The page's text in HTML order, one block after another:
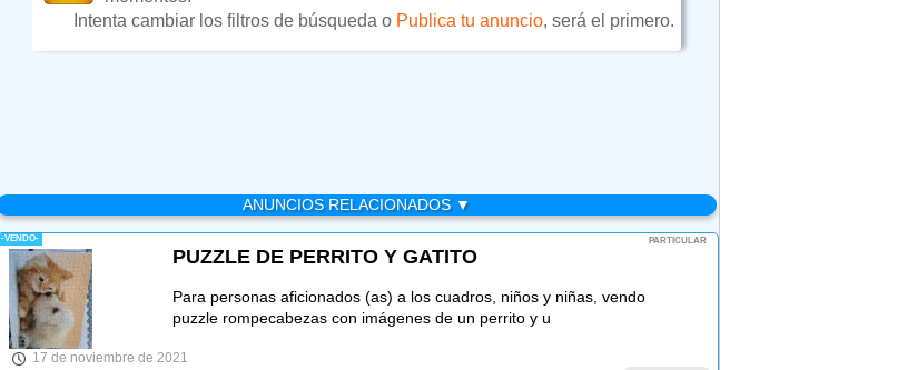
Intenta cambiar los filtros de búsqueda o Publica tu anuncio, será el primero.
ANUNCIOS RELACIONADOS ▼
-VENDO- PARTICULAR
PUZZLE DE PERRITO Y GATITO
Para personas aficionados (as) a los cuadros, niños y niñas, vendo
puzzle rompecabezas con imágenes de un perrito y u
17 de noviembre de 2021